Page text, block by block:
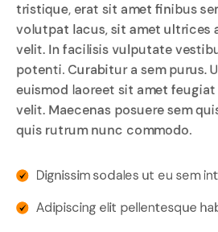
tristique, erat sit amet finibus
volutpat lacus, sit amet ultrices
velit. In facilisis vulputate
potenti. Curabitur a sem purus.
euismod laoreet sit amet feugiat
velit. Maecenas posuere sem
quis rutrum nunc commodo.
Dignissim sodales ut eu sem
Adipiscing elit pellentesque